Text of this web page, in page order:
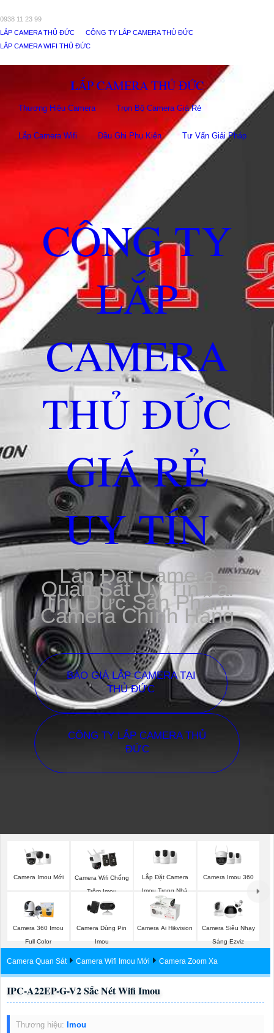
0938 11 23 99
LẮP CAMERA THỦ ĐỨC
CÔNG TY LẮP CAMERA THỦ ĐỨC
LẮP CAMERA WIFI THỦ ĐỨC
LẮP CAMERA THỦ ĐỨC
Thương Hiệu Camera Trọn Bộ Camera Giá Rẻ
Lắp Camera Wifi Đầu Ghi Phụ Kiên Tư Vấn Giải Pháp
CÔNG TY
LẮP
CAMERA
THỦ ĐỨC
GIÁ RẺ
UY TÍN
Lắp Đặt Camera
Quan Sát Uy Tín Tại
Thủ Đức Sản Phẩm
Camera Chính Hãng
BÁO GIÁ LẮP CAMERA TẠI
THỦ ĐỨC
CÔNG TY LẮP CAMERA THỦ
ĐỨC
Camera Imou Mới
Camera Wifi Chống
Trộm Imou
Lắp Đặt Camera
Imou Trong Nhà
Camera Imou 360
Camera 360 Imou
Full Color
Camera Dùng Pin
Imou
Camera Ai Hikvision
Camera Siêu Nhạy
Sáng Ezviz
Camera Quan Sát Camera Wifi Imou Mới Camera Zoom Xa
IPC-A22EP-G-V2 Sắc Nét Wifi Imou
Thương hiệu: Imou